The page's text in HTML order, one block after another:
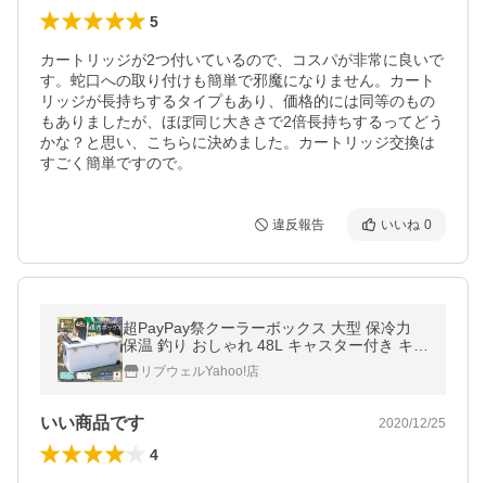
5
カートリッジが2つ付いているので、コスパが非常に良いで
す。蛇口への取り付けも簡単で邪魔になりません。カート
リッジが長持ちするタイプもあり、価格的には同等のもの
もありましたが、ほぼ同じ大きさで2倍長持ちするってどう
かな？と思い、こちらに決めました。カートリッジ交換は
すごく簡単ですので。
違反報告 いいね 0
超PayPay祭クーラーボックス 大型 保冷力
保温 釣り おしゃれ 48L キャスター付き キャ
ンプ用品 保冷バッグ ホリデーランドクーラ
ー48HリブウェルYahoo!店
いい商品です 2020/12/25
4